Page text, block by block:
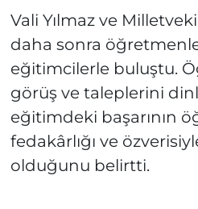
Vali Yılmaz ve
daha sonra
eğitimcilerle buluştu.
görüş ve taleplerini
eğitimdeki başarının
fedakârlığı ve
olduğunu belirtti.